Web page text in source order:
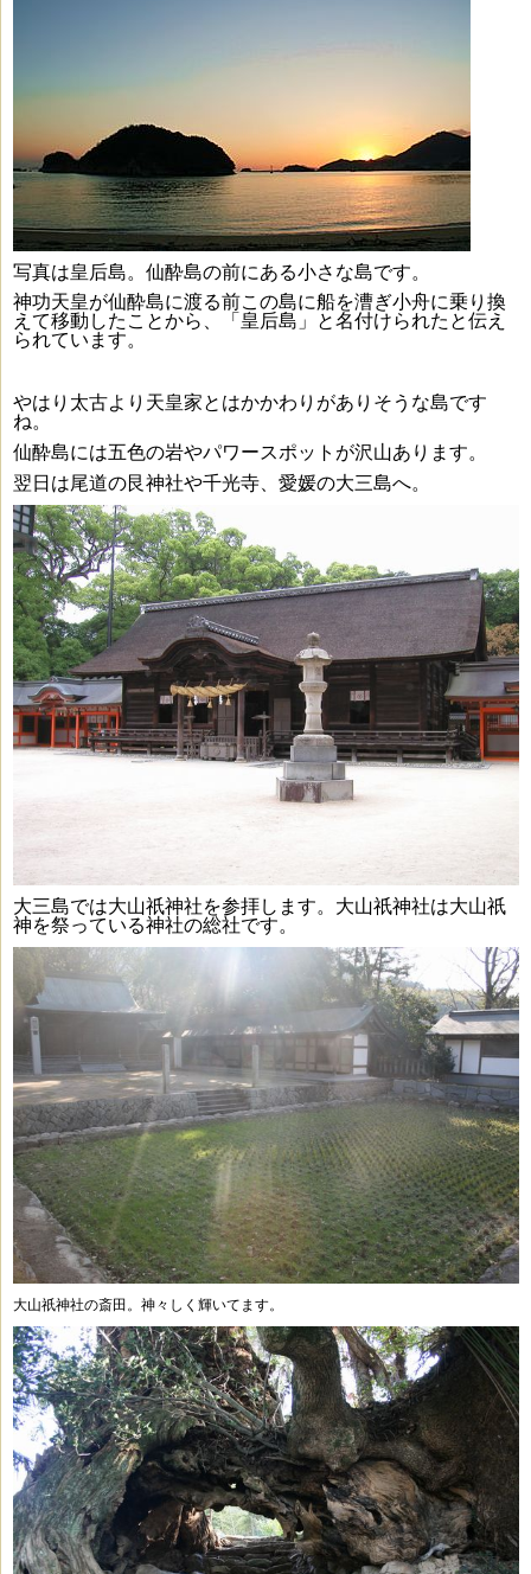
写真は皇后島。仙酔島の前にある小さな島です。
神功天皇が仙酔島に渡る前この島に船を漕ぎ小舟に乗り換
えて移動したことから、「皇后島」と名付けられたと伝え
られています。
やはり太古より天皇家とはかかわりがありそうな島です
ね。
仙酔島には五色の岩やパワースポットが沢山あります。
翌日は尾道の艮神社や千光寺、愛媛の大三島へ。
大三島では大山祇神社を参拝します。大山祇神社は大山祇
神を祭っている神社の総社です。
大山祇神社の斎田。神々しく輝いてます。